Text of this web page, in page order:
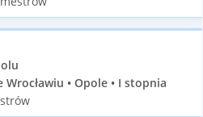
• Opole • I stopnia